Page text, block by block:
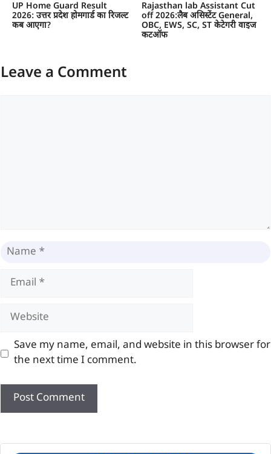
UP Home Guard Result
2026: उत्तर प्रदेश होमगार्ड का रिजल्ट
कब आएगा?
Rajasthan lab Assistant Cut
off 2026:लैब असिस्टेंट General,
OBC, EWS, SC, ST केटेगरी वाइज
कटऑफ
Leave a Comment
Name
Email
Website
Save my name, email, and website in this browser for
the next time I comment.